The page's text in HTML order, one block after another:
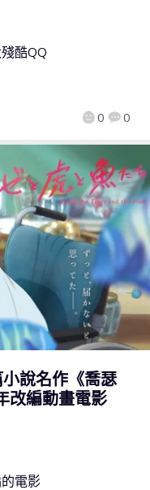
0 0
酷QQ
說名作《喬瑟
改編動畫電影
電影